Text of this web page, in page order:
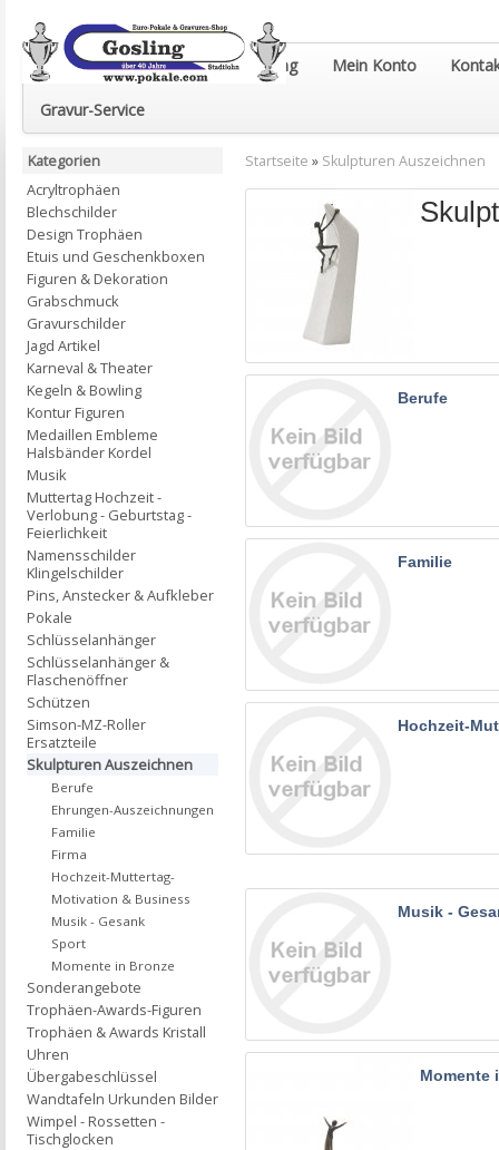
Euro-Pokale & Gravur-Shop Gosling Mein Konto
Gravur-Service
Startseite » Skulpturen Auszeichnen
Berufe
Familie
Hochzeit-
Musik -
Momente
Kategorien
Acryltrophäen
Blechschilder
Design Trophäen
Etuis und Geschenkboxen
Figuren & Dekoration
Grabschmuck
Gravurschilder
Jagd Artikel
Karneval & Theater
Kegeln & Bowling
Kontur Figuren
Medaillen Embleme
Halsbänder Kordel
Musik
Muttertag Hochzeit -
Verlobung - Geburtstag -
Feierlichkeit
Namensschilder
Klingelschilder
Pins, Anstecker & Aufkleber
Pokale
Schlüsselanhänger
Schlüsselanhänger &
Flaschenöffner
Schützen
Simson-MZ-Roller
Ersatzteile
Skulpturen Auszeichnen
Berufe
Ehrungen-Auszeichnungen
Familie
Firma
Hochzeit-Muttertag-
Motivation & Business
Musik - Gesank
Sport
Momente in Bronze
Sonderangebote
Trophäen-Awards-Figuren
Trophäen & Awards Kristall
Uhren
Übergabeschlüssel
Wandtafeln Urkunden Bilder
Wimpel - Rossetten -
Tischglocken